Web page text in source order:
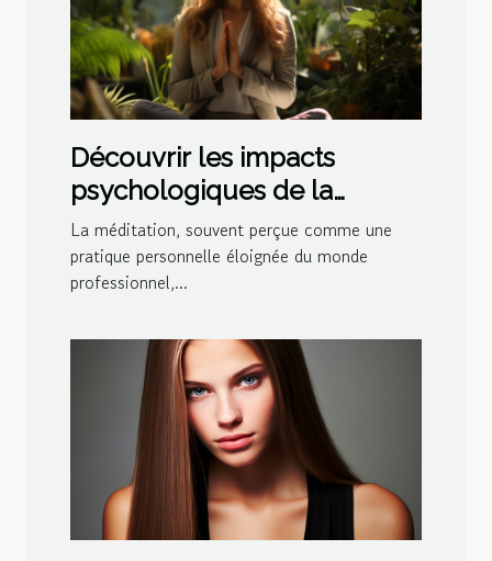
Découvrir les impacts
psychologiques de la
méditation sur le bien-être
au travail
La méditation, souvent perçue comme une
pratique personnelle éloignée du monde
professionnel,...